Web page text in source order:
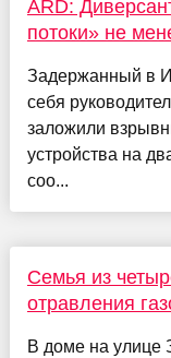
ARD:
потоки» не
Задержанный в
себя
заложили
устройства на
соо...
Семья из
отравления
В доме на улице